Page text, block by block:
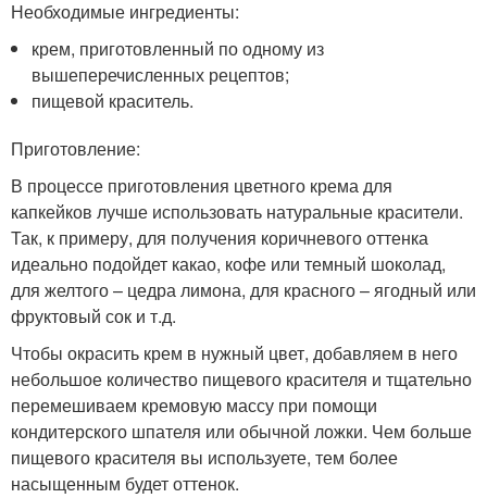
Необходимые ингредиенты:
крем, приготовленный по одному из
вышеперечисленных рецептов;
пищевой краситель.
Приготовление:
В процессе приготовления цветного крема для
капкейков лучше использовать натуральные красители.
Так, к примеру, для получения коричневого оттенка
идеально подойдет какао, кофе или темный шоколад,
для желтого – цедра лимона, для красного – ягодный или
фруктовый сок и т.д.
Чтобы окрасить крем в нужный цвет, добавляем в него
небольшое количество пищевого красителя и тщательно
перемешиваем кремовую массу при помощи
кондитерского шпателя или обычной ложки. Чем больше
пищевого красителя вы используете, тем более
насыщенным будет оттенок.